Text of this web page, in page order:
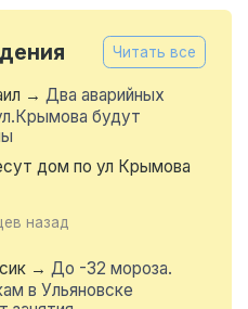
Читать все
→ Два аварийных
будут
дом по ул Крымова
назад
→ До -32 мороза.
в Ульяновске